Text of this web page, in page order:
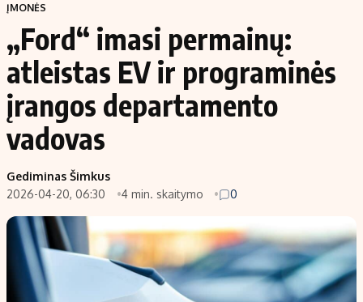
ĮMONĖS
„Ford“ imasi permainų:
atleistas EV ir programinės
įrangos departamento
vadovas
Gediminas Šimkus
2026-04-20, 06:30
4 min. skaitymo 0